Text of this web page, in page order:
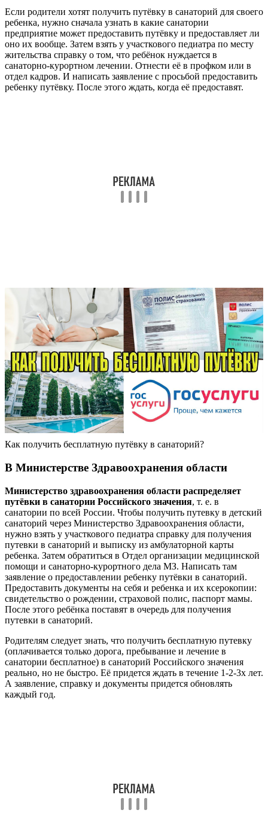
Если родители хотят получить путёвку в санаторий для своего
ребенка, нужно сначала узнать в какие санатории
предприятие может предоставить путёвку и предоставляет ли
оно их вообще. Затем взять у участкового педиатра по месту
жительства справку о том, что ребёнок нуждается в
санаторно-курортном лечении. Отнести её в профком или в
отдел кадров. И написать заявление с просьбой предоставить
ребенку путёвку. После этого ждать, когда её предоставят.
Как получить бесплатную путёвку в санаторий?
В Министерстве Здравоохранения области
Министерство здравоохранения области распределяет
путёвки в санатории Российского значения, т. е. в
санатории по всей России. Чтобы получить путевку в детский
санаторий через Министерство Здравоохранения области,
нужно взять у участкового педиатра справку для получения
путевки в санаторий и выписку из амбулаторной карты
ребенка. Затем обратиться в Отдел организации медицинской
помощи и санаторно-курортного дела МЗ. Написать там
заявление о предоставлении ребенку путёвки в санаторий.
Предоставить документы на себя и ребенка и их ксерокопии:
свидетельство о рождении, страховой полис, паспорт мамы.
После этого ребёнка поставят в очередь для получения
путевки в санаторий.
Родителям следует знать, что получить бесплатную путевку
(оплачивается только дорога, пребывание и лечение в
санатории бесплатное) в санаторий Российского значения
реально, но не быстро. Её придется ждать в течение 1-2-3х лет.
А заявление, справку и документы придется обновлять
каждый год.